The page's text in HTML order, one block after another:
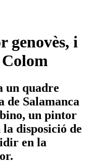
genovès, i
un quadre
de Salamanca
un pintor
la disposició de
en la